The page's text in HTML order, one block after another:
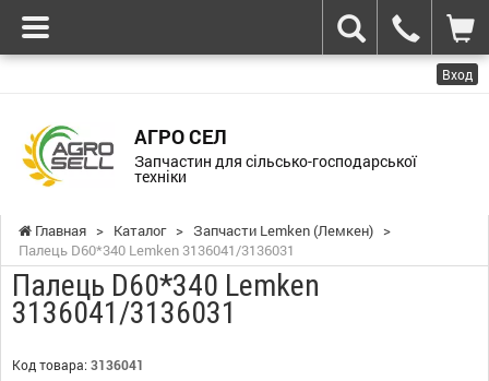
Вход
АГРО СЕЛ
Запчастин для сільсько-господарської
техніки
Главная > Каталог > Запчасти Lemken (Лемкен) >
Палець D60*340 Lemken 3136041/3136031
Палець D60*340 Lemken
3136041/3136031
Код товара: 3136041